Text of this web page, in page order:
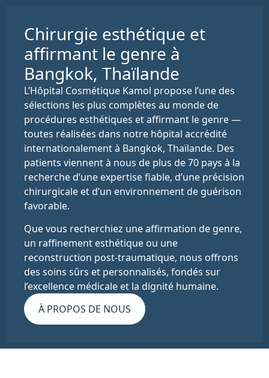
Chirurgie esthétique et
affirmant le genre à
Bangkok, Thaïlande
L’Hôpital Cosmétique Kamol propose l’une des
sélections les plus complètes au monde de
procédures esthétiques et affirmant le genre —
toutes réalisées dans notre hôpital accrédité
internationalement à Bangkok, Thaïlande. Des
patients viennent à nous de plus de 70 pays à la
recherche d’une expertise fiable, d’une précision
chirurgicale et d’un environnement de guérison
favorable.
Que vous recherchiez une affirmation de genre,
un raffinement esthétique ou une
reconstruction post-traumatique, nous offrons
des soins sûrs et personnalisés, fondés sur
l’excellence médicale et la dignité humaine.
À PROPOS DE NOUS